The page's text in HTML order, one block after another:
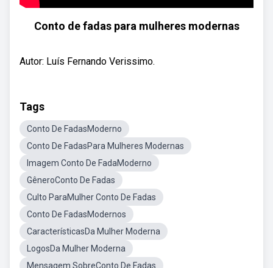
Conto de fadas para mulheres modernas
Autor: Luís Fernando Verissimo.
Tags
Conto De FadasModerno
Conto De FadasPara Mulheres Modernas
Imagem Conto De FadaModerno
GêneroConto De Fadas
Culto ParaMulher Conto De Fadas
Conto De FadasModernos
CaracterísticasDa Mulher Moderna
LogosDa Mulher Moderna
Mensagem SobreConto De Fadas